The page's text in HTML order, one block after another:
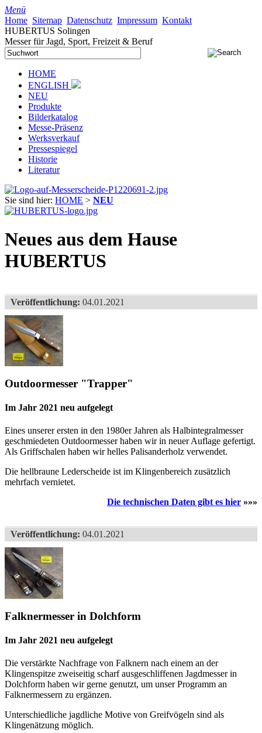
Menü
Home Sitemap Datenschutz Impressum Kontakt
HUBERTUS Solingen
Messer für Jagd, Sport, Freizeit & Beruf
HOME
ENGLISH
NEU
Produkte
Bilderkatalog
Messe-Präsenz
Werksverkauf
Pressespiegel
Historie
Literatur
Sie sind hier: HOME > NEU
Neues aus dem Hause
HUBERTUS
Veröffentlichung: 04.01.2021
Outdoormesser "Trapper"
Im Jahr 2021 neu aufgelegt
Eines unserer ersten in den 1980er Jahren als Halbintegralmesser
geschmiedeten Outdoormesser haben wir in neuer Auflage gefertigt.
Als Griffschalen haben wir helles Palisanderholz verwendet.
Die hellbraune Lederscheide ist im Klingenbereich zusätzlich
mehrfach vernietet.
Die technischen Daten gibt es hier »»»
Veröffentlichung: 04.01.2021
Falknermesser in Dolchform
Im Jahr 2021 neu aufgelegt
Die verstärkte Nachfrage von Falknern nach einem an der
Klingenspitze zweiseitig scharf ausgeschliffenen Jagdmesser in
Dolchform haben wir gerne genutzt, um unser Programm an
Falknermessern zu ergänzen.
Unterschiedliche jagdliche Motive von Greifvögeln sind als
Klingenätzung möglich.